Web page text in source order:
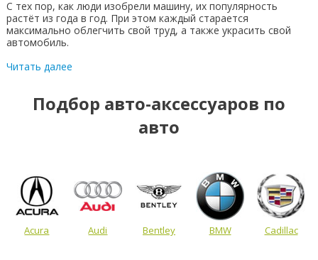
С тех пор, как люди изобрели машину, их популярность
растёт из года в год. При этом каждый старается
максимально облегчить свой труд, а также украсить свой
автомобиль.
Читать далее
Подбор авто-аксессуаров по
авто
Acura Audi Bentley BMW Cadillac